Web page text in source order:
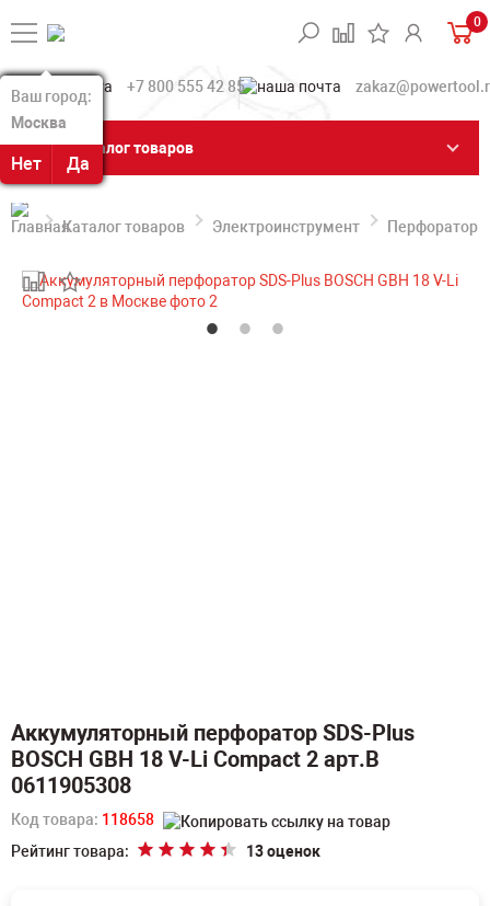
Ваш город:
Москва
Нет Да
Ваш город:
Москва
Нет Да
0
+7 800 555 42 85
Каталог товаров
Каталог товаров Электроинструмент Перфораторы
Аккумуляторный перфоратор SDS-Plus
BOSCH GBH 18 V-Li Compact 2 арт.B
0611905308
Код товара: 118658
Рейтинг товара:
13 оценок